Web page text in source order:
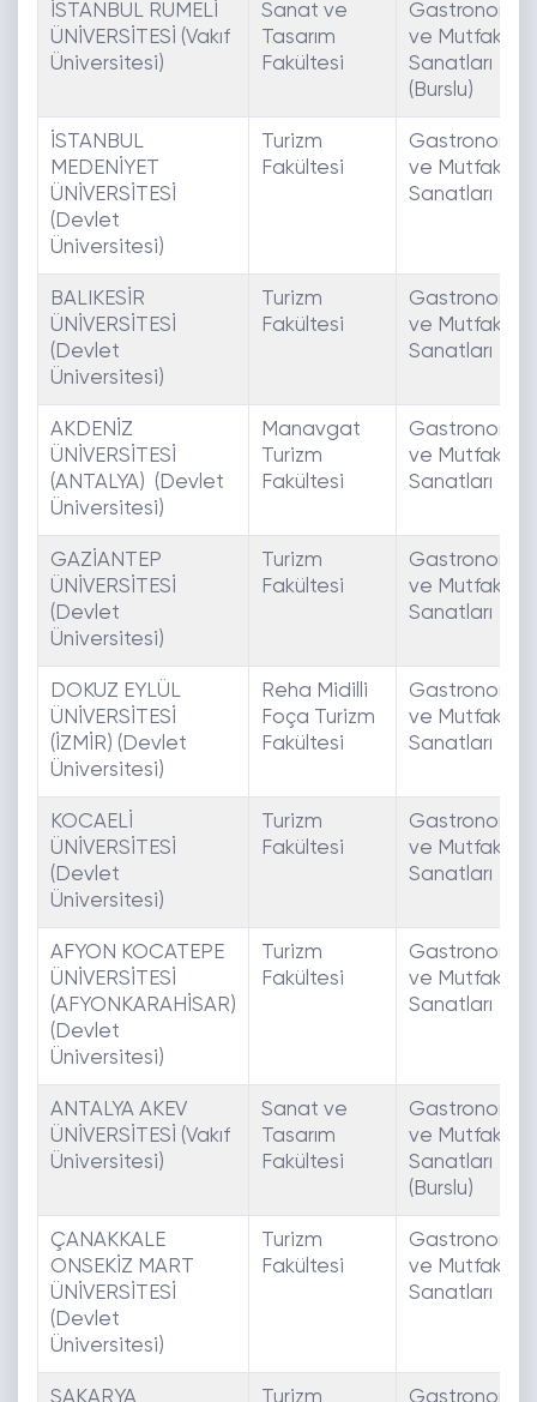
İSTANBUL RUMELİ
ÜNİVERSİTESİ (Vakıf
Üniversitesi)
Sanat ve
Tasarım
Fakültesi
Gastronomi
ve Mutfak
Sanatları
(Burslu)
İSTANBUL
MEDENİYET
ÜNİVERSİTESİ
(Devlet
Üniversitesi)
Turizm
Fakültesi
Gastronomi
ve Mutfak
Sanatları
BALIKESİR
ÜNİVERSİTESİ
(Devlet
Üniversitesi)
Turizm
Fakültesi
Gastronomi
ve Mutfak
Sanatları
AKDENİZ
ÜNİVERSİTESİ
(ANTALYA) (Devlet
Üniversitesi)
Manavgat
Turizm
Fakültesi
Gastronomi
ve Mutfak
Sanatları
GAZİANTEP
ÜNİVERSİTESİ
(Devlet
Üniversitesi)
Turizm
Fakültesi
Gastronomi
ve Mutfak
Sanatları
DOKUZ EYLÜL
ÜNİVERSİTESİ
(İZMİR) (Devlet
Üniversitesi)
Reha Midilli
Foça Turizm
Fakültesi
Gastronomi
ve Mutfak
Sanatları
KOCAELİ
ÜNİVERSİTESİ
(Devlet
Üniversitesi)
Turizm
Fakültesi
Gastronomi
ve Mutfak
Sanatları
AFYON KOCATEPE
ÜNİVERSİTESİ
(AFYONKARAHİSAR)
(Devlet
Üniversitesi)
Turizm
Fakültesi
Gastronomi
ve Mutfak
Sanatları
ANTALYA AKEV
ÜNİVERSİTESİ (Vakıf
Üniversitesi)
Sanat ve
Tasarım
Fakültesi
Gastronomi
ve Mutfak
Sanatları
(Burslu)
ÇANAKKALE
ONSEKİZ MART
ÜNİVERSİTESİ
(Devlet
Üniversitesi)
Turizm
Fakültesi
Gastronomi
ve Mutfak
Sanatları